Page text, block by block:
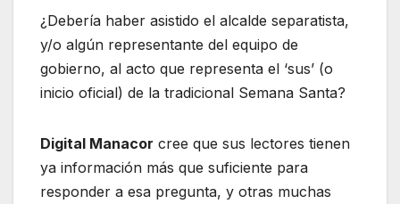
¿Debería haber asistido el alcalde separatista,
y/o algún representante del equipo de
gobierno, al acto que representa el ‘sus’ (o
inicio oficial) de la tradicional Semana Santa?
Digital Manacor cree que sus lectores tienen
ya información más que suficiente para
responder a esa pregunta, y otras muchas